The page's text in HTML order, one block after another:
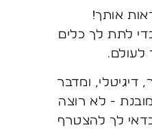
אותך!
לתת לך כלים
דיגיטלי, ומדבר
- לא רוצה
לך להצטרף